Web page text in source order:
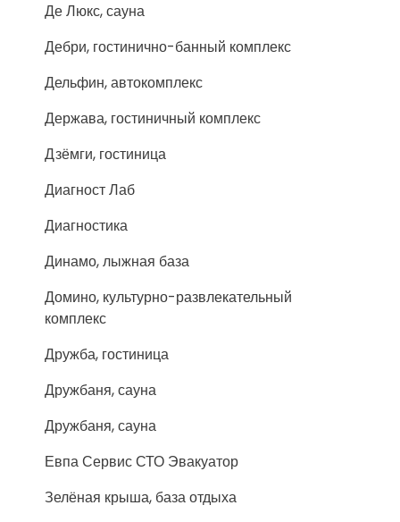
Де Люкс, сауна
Дебри, гостинично-банный комплекс
Дельфин, автокомплекс
Держава, гостиничный комплекс
Дзёмги, гостиница
Диагност Лаб
Диагностика
Динамо, лыжная база
Домино, культурно-развлекательный
комплекс
Дружба, гостиница
Дружбаня, сауна
Дружбаня, сауна
Евпа Сервис СТО Эвакуатор
Зелёная крыша, база отдыха